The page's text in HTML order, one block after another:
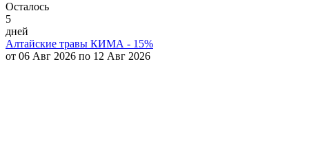
Осталось
5
дней
Алтайские травы КИМА - 15%
от 06 Авг 2026 по 12 Авг 2026